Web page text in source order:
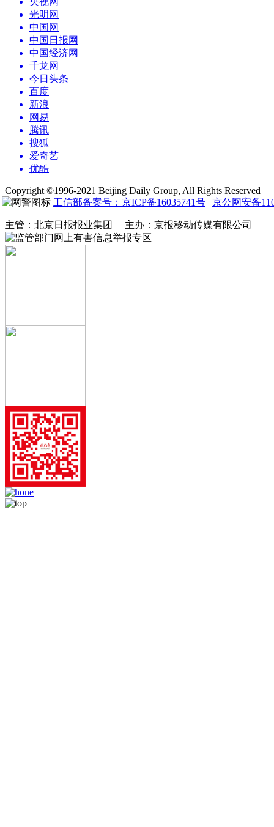
光明网
中国网
中国日报网
中国经济网
千龙网
今日头条
百度
新浪
网易
腾讯
搜狐
爱奇艺
优酷
Copyright ©1996-2021 Beijing Daily Group, All Rights Reserved
工信部备案号：京ICP备16035741号 | 京公网安备
主管：北京日报报业集团 主办：京报移动传媒有限公司
网上有害信息举报专区